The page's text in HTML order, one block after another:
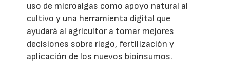
uso de microalgas como apoyo natural al
cultivo y una herramienta digital que
ayudará al agricultor a tomar mejores
decisiones sobre riego, fertilización y
aplicación de los nuevos bioinsumos.